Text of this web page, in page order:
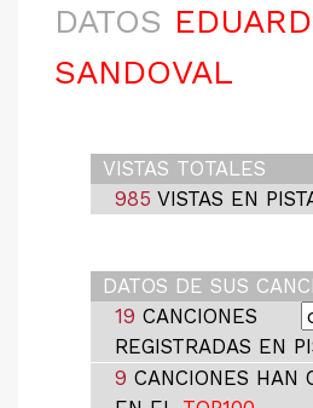
DATOS
SANDOVAL
VISTAS TOTALES
985 VISTAS EN
DATOS DE SUS
19 CANCIONES
REGISTRADAS EN
9 CANCIONES HAN